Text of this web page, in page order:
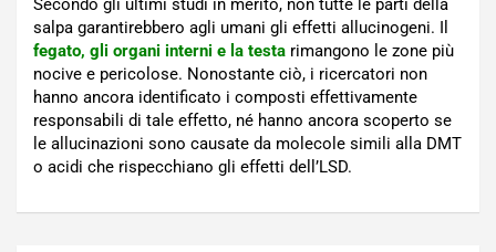
Secondo gli ultimi studi in merito, non tutte le parti della
salpa garantirebbero agli umani gli effetti allucinogeni. Il
fegato, gli organi interni e la testa rimangono le zone più
nocive e pericolose. Nonostante ciò, i ricercatori non
hanno ancora identificato i composti effettivamente
responsabili di tale effetto, né hanno ancora scoperto se
le allucinazioni sono causate da molecole simili alla DMT
o acidi che rispecchiano gli effetti dell’LSD.